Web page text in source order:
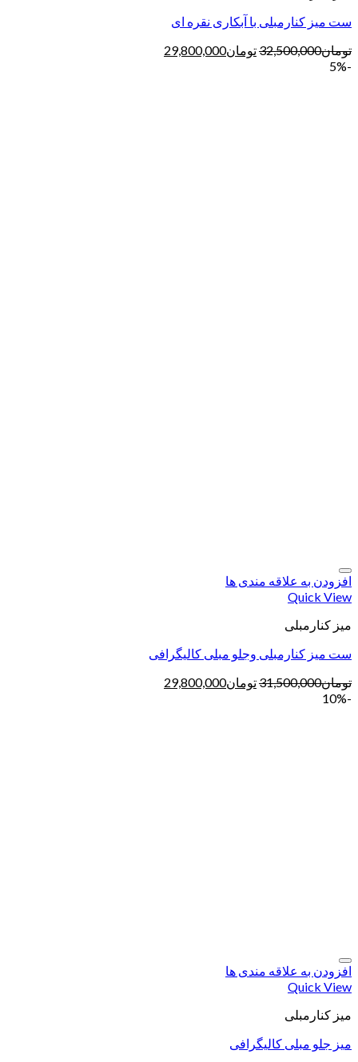
ست میز کنارمبلی با آبکاری نقره ای
تومان32,500,000تومان29,800,000
-5%
افزودن به علاقه مندی ها
Quick View
میز کنارمبلی
ست میز کنارمبلی وجلو مبلی کالیگرافی
تومان31,500,000تومان29,800,000
-10%
افزودن به علاقه مندی ها
Quick View
میز کنارمبلی
میز جلو مبلی کالیگرافی